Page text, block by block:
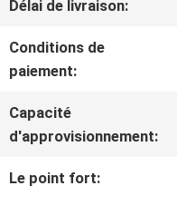
DE
LA
QUALITÉ
Délai de livraison:
Conditions de
paiement:
Capacité
d'approvisionnement:
Le point fort: